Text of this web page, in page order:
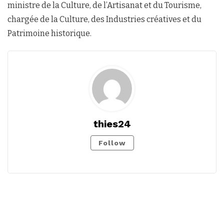
ministre de la Culture, de l’Artisanat et du Tourisme,
chargée de la Culture, des Industries créatives et du
Patrimoine historique.
thies24
Follow